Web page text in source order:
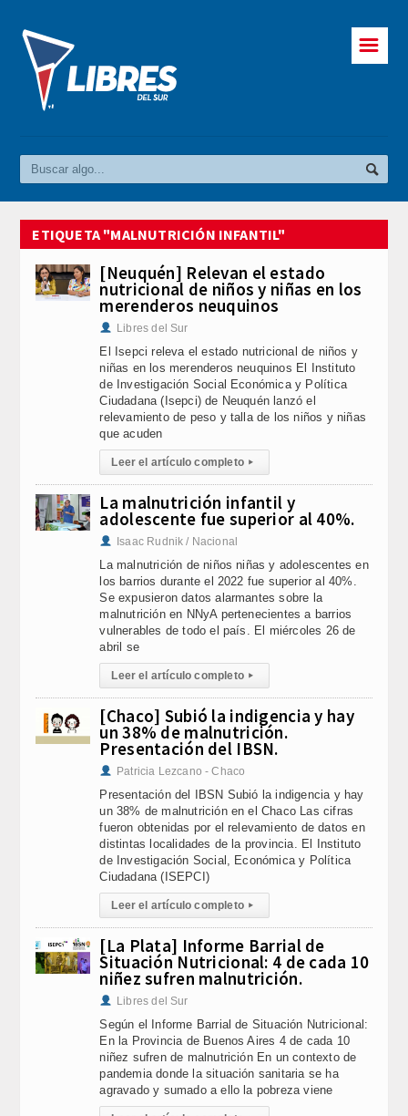
☰
ETIQUETA "MALNUTRICIÓN INFANTIL"
[Neuquén] Relevan el estado
nutricional de niños y niñas en los
merenderos neuquinos
Libres del Sur
El Isepci releva el estado nutricional de niños y
niñas en los merenderos neuquinos El Instituto
de Investigación Social Económica y Política
Ciudadana (Isepci) de Neuquén lanzó el
relevamiento de peso y talla de los niños y niñas
que acuden
Leer el artículo completo ▸
La malnutrición infantil y
adolescente fue superior al 40%.
Isaac Rudnik / Nacional
La malnutrición de niños niñas y adolescentes en
los barrios durante el 2022 fue superior al 40%.
Se expusieron datos alarmantes sobre la
malnutrición en NNyA pertenecientes a barrios
vulnerables de todo el país. El miércoles 26 de
abril se
Leer el artículo completo ▸
[Chaco] Subió la indigencia y hay
un 38% de malnutrición.
Presentación del IBSN.
Patricia Lezcano - Chaco
Presentación del IBSN Subió la indigencia y hay
un 38% de malnutrición en el Chaco Las cifras
fueron obtenidas por el relevamiento de datos en
distintas localidades de la provincia. El Instituto
de Investigación Social, Económica y Política
Ciudadana (ISEPCI)
Leer el artículo completo ▸
[La Plata] Informe Barrial de
Situación Nutricional: 4 de cada 10
niñez sufren malnutrición.
Libres del Sur
Según el Informe Barrial de Situación Nutricional:
En la Provincia de Buenos Aires 4 de cada 10
niñez sufren de malnutrición En un contexto de
pandemia donde la situación sanitaria se ha
agravado y sumado a ello la pobreza viene